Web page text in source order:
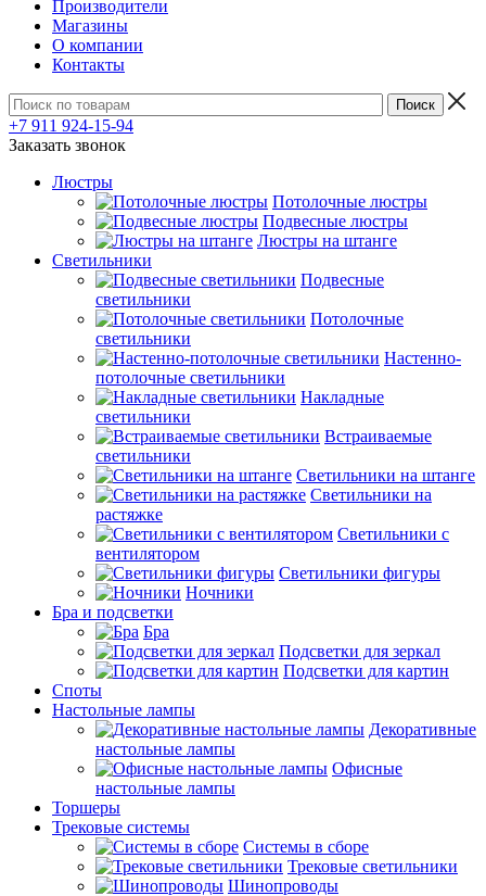
Производители
Магазины
О компании
Контакты
+7 911 924-15-94
Заказать звонок
Люстры
Потолочные люстры
Подвесные люстры
Люстры на штанге
Светильники
Подвесные
светильники
Потолочные
светильники
Настенно-
потолочные светильники
Накладные
светильники
Встраиваемые
светильники
Светильники на штанге
Светильники на
растяжке
Светильники с
вентилятором
Светильники фигуры
Ночники
Бра и подсветки
Бра
Подсветки для зеркал
Подсветки для картин
Споты
Настольные лампы
Декоративные
настольные лампы
Офисные
настольные лампы
Торшеры
Трековые системы
Системы в сборе
Трековые светильники
Шинопроводы